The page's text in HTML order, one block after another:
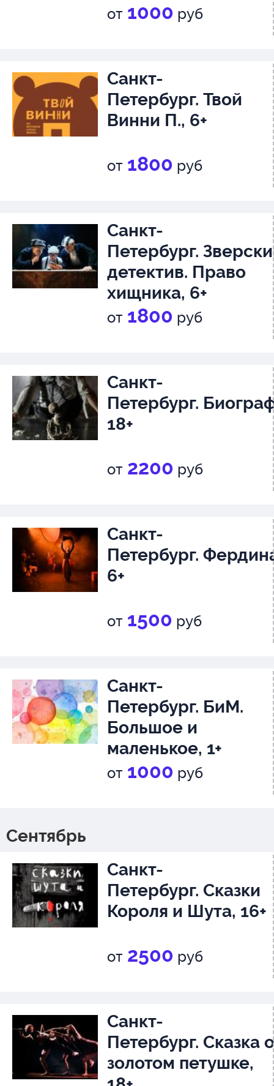
от 1000 руб
Санкт-
Петербург. Твой
Винни П., 6+
от 1800 руб
Санкт-
Петербург.
детектив. Право
хищника, 6+
от 1800 руб
Санкт-
Петербург.
18+
от 2200 руб
Санкт-
Петербург.
6+
от 1500 руб
Санкт-
Петербург. БиМ.
Большое и
маленькое, 1+
от 1000 руб
Сентябрь
Санкт-
Петербург. Сказки
Короля и Шута, 16+
от 2500 руб
Санкт-
Петербург. Сказка о
золотом петушке,